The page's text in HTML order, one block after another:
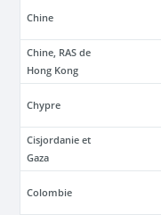
Chine
Chine, RAS de
Hong Kong
Chypre
Cisjordanie et
Gaza
Colombie